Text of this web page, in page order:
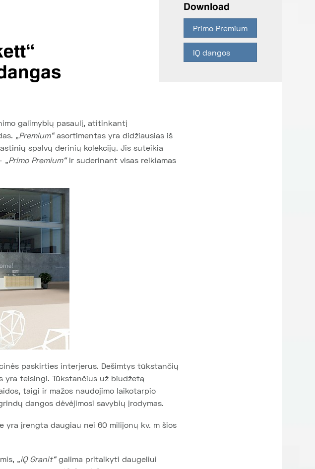
Download
Primo Premium
IQ dangos
galimybių pasaulį, atitinkantį
„Premium“asortimentas yra didžiausias iš
spalvų derinių kolekcijų. Jis suteikia
„Primo Premium“ir suderinant visas reikiamas
paskirties interjerus. Dešimtys tūkstančių
yra teisingi. Tūkstančius už biudžetą
taigi ir mažos naudojimo laikotarpio
dangos dėvėjimosi savybių įrodymas.
yra įrengta daugiau nei 60 milijonų kv. m šios
„iQ Granit“galima pritaikyti daugeliui